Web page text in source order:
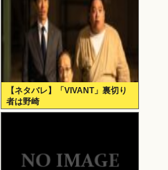
【ネタバレ】「VIVANT」裏切り
者は野崎